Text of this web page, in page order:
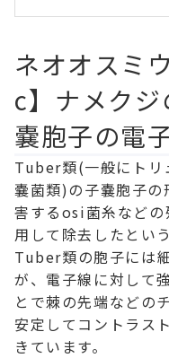
ネオオスミ
c】ナメク
嚢胞子の電
Tuber類(一般にトリ
嚢菌類)の子嚢胞子の
害するosi菌糸などの
用して除去したとい
Tuber類の胞子には
が、電子線に対して
とで棘の先端などの
安定してコントラス
きています。